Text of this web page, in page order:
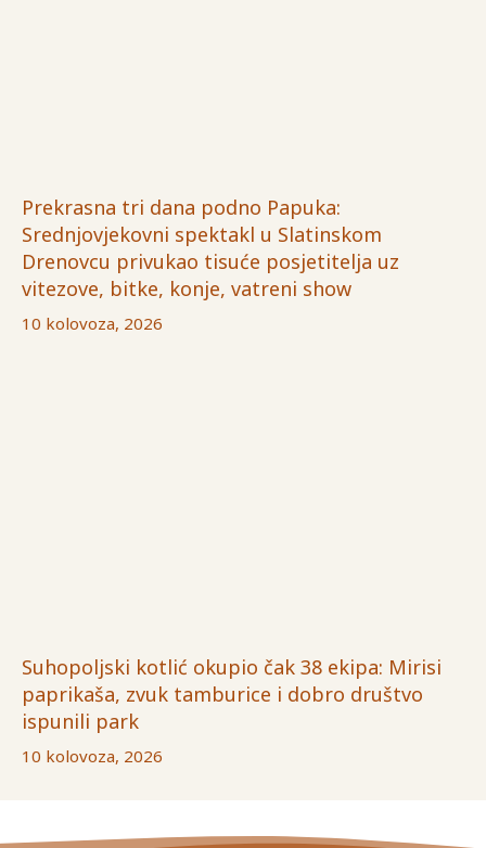
Prekrasna tri dana podno Papuka:
Srednjovjekovni spektakl u Slatinskom
Drenovcu privukao tisuće posjetitelja uz
vitezove, bitke, konje, vatreni show
10 kolovoza, 2026
Suhopoljski kotlić okupio čak 38 ekipa: Mirisi
paprikaša, zvuk tamburice i dobro društvo
ispunili park
10 kolovoza, 2026